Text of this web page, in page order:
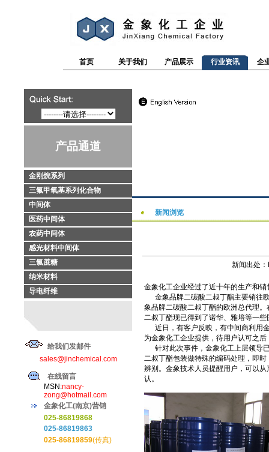
首页 关于我们 产品展示 行业资讯 企
产品通道
金刚烷系列
三氟甲氧基系列化合物
中间体
医药中间体
农药中间体
感光材料中间体
三氯蔗糖
纳米材料
导电纤维
给我们发邮件
sales@jinchemical.com
在线留言
MSN:nancy-
zong@hotmail.com
金象化工(南京)营销
025-86819868
025-86819863
025-86819859(传真)
新闻浏览
新闻出处
金象化工企业经过了近十年的生产和
金象品牌二碳酸二叔丁酯主要销往
象品牌二碳酸二叔丁酯的欧洲总代理
二叔丁酯现已得到了诺华、雅培等一
近日，有客户反映，有中间商利用
为金象化工企业提供，待用户认可之
针对此次事件，金象化工上层领导
二叔丁酯包装做特殊的编码处理，即
辨别。金象技术人员提醒用户，可以
认。